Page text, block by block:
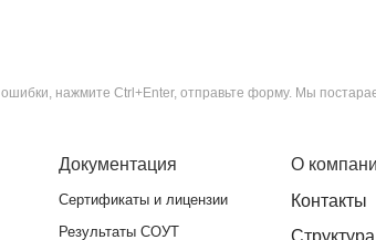
нажмите Ctrl+Enter, отправьте форму. Мы
Документация
Сертификаты и лицензии
Результаты СОУТ
О
Контакты